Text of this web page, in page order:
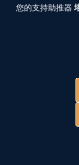
您的支持助推器